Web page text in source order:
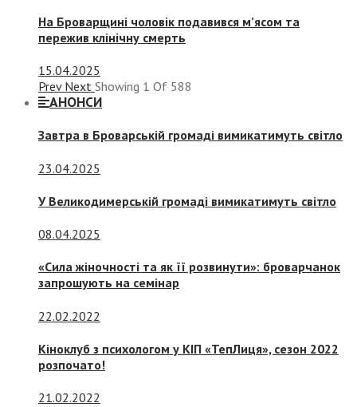
На Броварщині чоловік подавився м’ясом та
пережив клінічну смерть
15.04.2025
Prev Next Showing 1 Of 588
АНОНСИ
Завтра в Броварській громаді вимикатимуть світло
23.04.2025
У Великодимерській громаді вимикатимуть світло
08.04.2025
«Сила жіночності та як її розвинути»: броварчанок
запрошують на семінар
22.02.2022
Кіноклуб з психологом у КІП «ТепЛиця», сезон 2022
розпочато!
21.02.2022